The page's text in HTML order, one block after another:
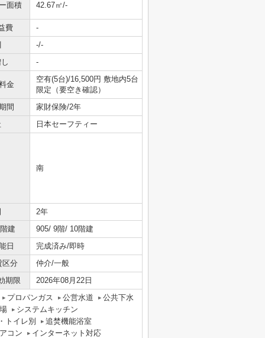
面積 42.67㎡/-
費
-
-/-
-
金
空有(5台)/16,500円 敷地内5台
限定（要空き確認）
間
家財保険/2年
日本セーフティー
南
2年
建
905/ 9階/ 10階建
日
完成済み/即時
区分
仲介/一般
期限
2026年08月22日
プロパンガス
公営水道
公共下水
システムキッチン
トイレ別
追焚機能浴室
コン
インターネット対応